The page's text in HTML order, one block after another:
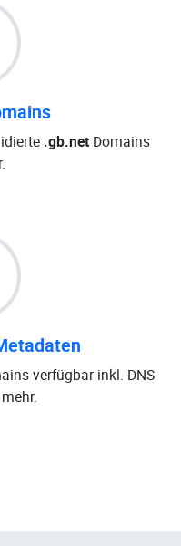
.gb.netDomains
verfügbar inkl. DNS-